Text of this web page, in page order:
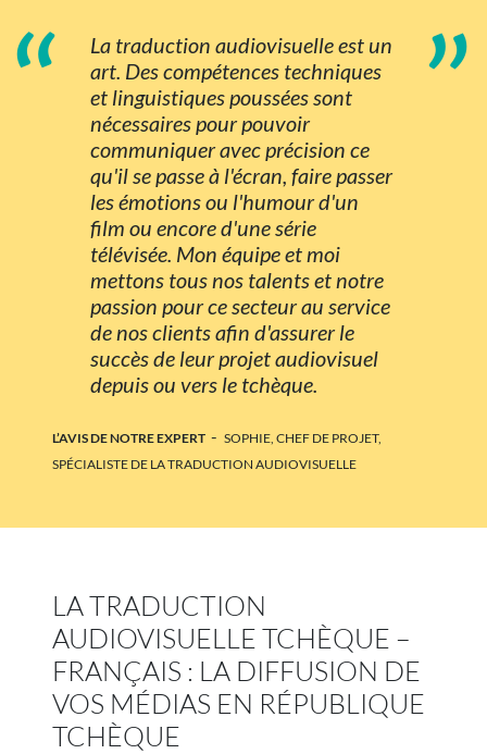
“
La traduction audiovisuelle est un
art. Des compétences techniques
et linguistiques poussées sont
nécessaires pour pouvoir
communiquer avec précision ce
qu'il se passe à l'écran, faire passer
les émotions ou l'humour d'un
film ou encore d'une série
télévisée. Mon équipe et moi
mettons tous nos talents et notre
passion pour ce secteur au service
de nos clients afin d'assurer le
succès de leur projet audiovisuel
depuis ou vers le tchèque.
”
L’AVIS DE NOTRE EXPERT - SOPHIE, CHEF DE PROJET,
SPÉCIALISTE DE LA TRADUCTION AUDIOVISUELLE
LA TRADUCTION
AUDIOVISUELLE TCHÈQUE –
FRANÇAIS : LA DIFFUSION DE
VOS MÉDIAS EN RÉPUBLIQUE
TCHÈQUE